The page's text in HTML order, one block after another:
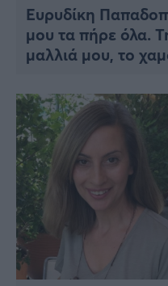
Ευρυδίκη
μου τα πήρε όλα.
μαλλιά μου, το